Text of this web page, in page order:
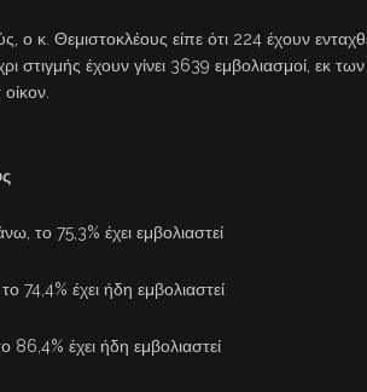
ο κ. Θεμιστοκλέους είπε ότι 224 έχουν
στιγμής έχουν γίνει 3639 εμβολιασμοί, εκ
το 75,3% έχει εμβολιαστεί
74,4% έχει ήδη εμβολιαστεί
86,4% έχει ήδη εμβολιαστεί